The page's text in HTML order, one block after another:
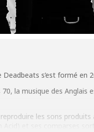
s’est formé en
la musique des Anglais
les sons